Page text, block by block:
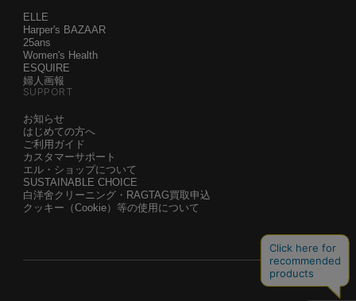
ELLE
Harper's BAZAAR
25ans
Women's Health
ESQUIRE
婦人画報
SUPPORT
お知らせ
はじめての方へ
ご利用ガイド
カスタマーサポート
エル・ショップについて
SUSTAINABLE CHOICE
白洋舍クリーニング・RAGTAG買取申込
クッキー（Cookie）等の使用について